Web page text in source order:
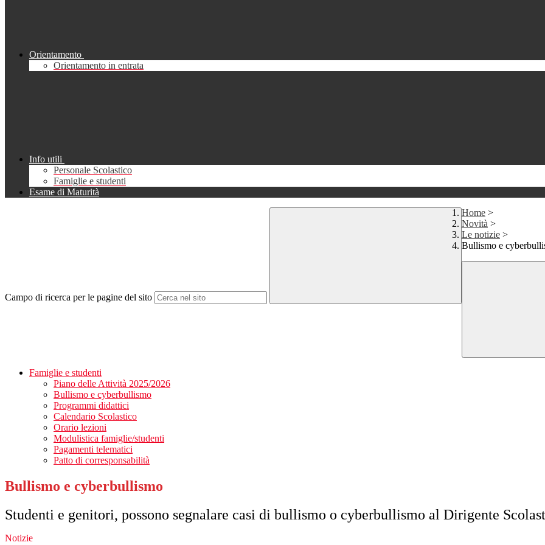
Orientamento
Orientamento in entrata
Info utili
Personale Scolastico
Famiglie e studenti
Esame di Maturità
Campo di ricerca per le pagine del sito
Home >
Novità >
Le notizie >
Bullismo e
Famiglie e studenti
Piano delle Attività 2025/2026
Bullismo e cyberbullismo
Programmi didattici
Calendario Scolastico
Orario lezioni
Modulistica famiglie/studenti
Pagamenti telematici
Patto di corresponsabilità
Bullismo e cyberbullismo
Studenti e genitori, possono segnalare casi di bullismo o cyberbullismo al Dirigente
Notizie